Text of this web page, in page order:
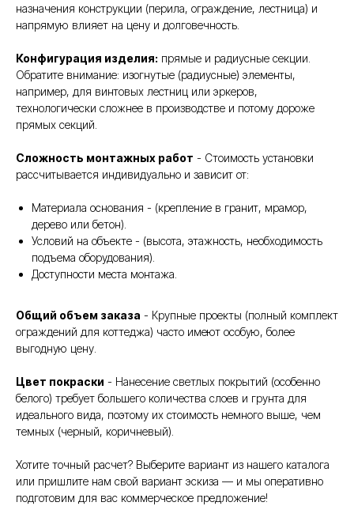
назначения конструкции (перила, ограждение, лестница) и
напрямую влияет на цену и долговечность.
Конфигурация изделия: прямые и радиусные секции.
Обратите внимание: изогнутые (радиусные) элементы,
например, для винтовых лестниц или эркеров,
технологически сложнее в производстве и потому дороже
прямых секций.
Сложность монтажных работ - Стоимость установки
рассчитывается индивидуально и зависит от:
Материала основания - (крепление в гранит, мрамор,
дерево или бетон).
Условий на объекте - (высота, этажность, необходимость
подъема оборудования).
Доступности места монтажа.
Общий объем заказа - Крупные проекты (полный комплект
ограждений для коттеджа) часто имеют особую, более
выгодную цену.
Цвет покраски - Нанесение светлых покрытий (особенно
белого) требует большего количества слоев и грунта для
идеального вида, поэтому их стоимость немного выше, чем
темных (черный, коричневый).
Хотите точный расчет? Выберите вариант из нашего каталога
или пришлите нам свой вариант эскиза — и мы оперативно
подготовим для вас коммерческое предложение!